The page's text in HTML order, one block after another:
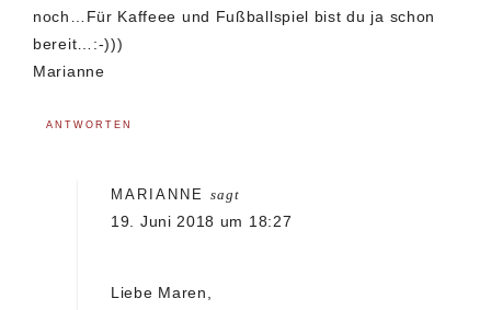
noch…Für Kaffeee und Fußballspiel bist du ja schon
bereit…:-)))
Marianne
ANTWORTEN
MARIANNE sagt
19. Juni 2018 um 18:27
Liebe Maren,